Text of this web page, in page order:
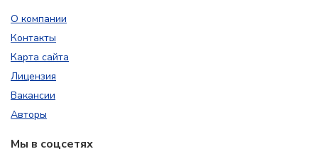
О компании
Контакты
Карта сайта
Лицензия
Вакансии
Авторы
Мы в соцсетях